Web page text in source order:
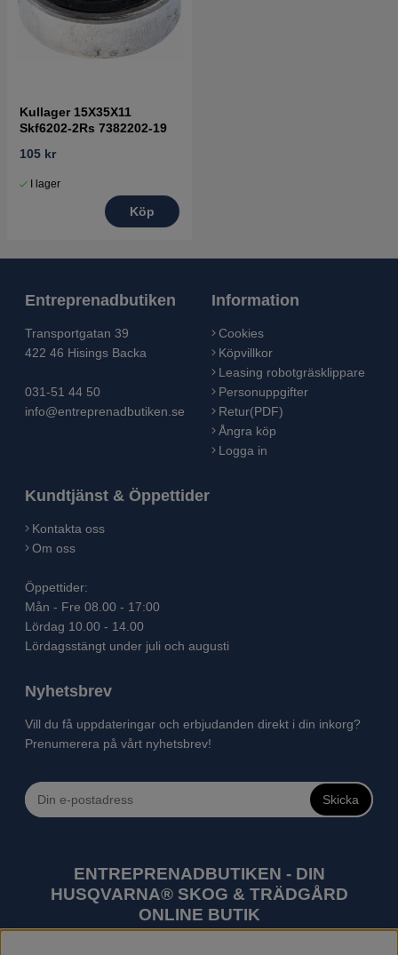
Kullager 15X35X11
Skf6202-2Rs 7382202-19
105 kr
I lager
Köp
Entreprenadbutiken
Transportgatan 39
422 46 Hisings Backa
031-51 44 50
info@entreprenadbutiken.se
Information
Cookies
Köpvillkor
Leasing robotgräsklippare
Personuppgifter
Retur(PDF)
Ångra köp
Logga in
Kundtjänst & Öppettider
Kontakta oss
Om oss
Öppettider:
Mån - Fre 08.00 - 17:00
Lördag 10.00 - 14.00
Lördagsstängt under juli och augusti
Nyhetsbrev
Vill du få uppdateringar och erbjudanden direkt i din inkorg?
Prenumerera på vårt nyhetsbrev!
Skicka
ENTREPRENADBUTIKEN - DIN
HUSQVARNA® SKOG & TRÄDGÅRD
ONLINE BUTIK